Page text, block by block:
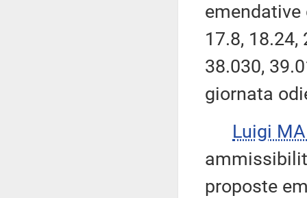
emendative
17.8, 18.24,
38.030,
giornata
Luigi
proposte